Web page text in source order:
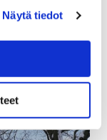
Näytä tiedot